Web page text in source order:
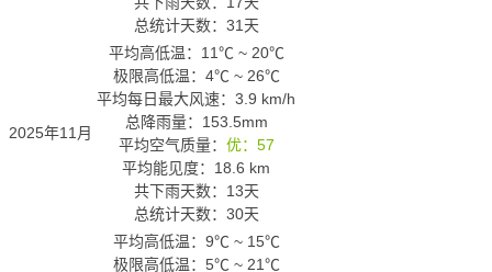
总统计天数：31天
2025年11月
平均高低温： 11℃ ~ 20℃
极限高低温： 4℃ ~ 26℃
平均每日最大风速：3.9 km/h
总降雨量：153.5mm
平均空气质量： 优：57
平均能见度：18.6 km
共下雨天数：13天
总统计天数：30天
平均高低温： 9℃ ~ 15℃
极限高低温： 5℃ ~ 21℃